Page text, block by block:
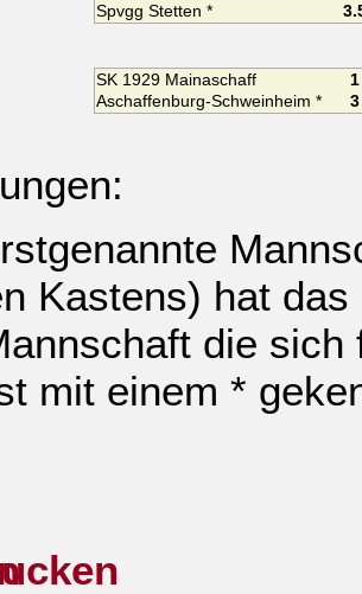
Spvgg Stetten *
SK 1929 Mainaschaff
1
Aschaffenburg-Schweinheim *
3
Kastens) hat
die
mit einem *